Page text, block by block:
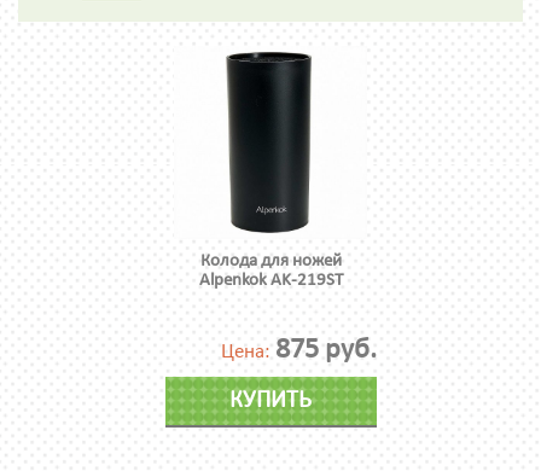
Колода для ножей
Alpenkok AK-219ST
Цена: 875 руб.
КУПИТЬ